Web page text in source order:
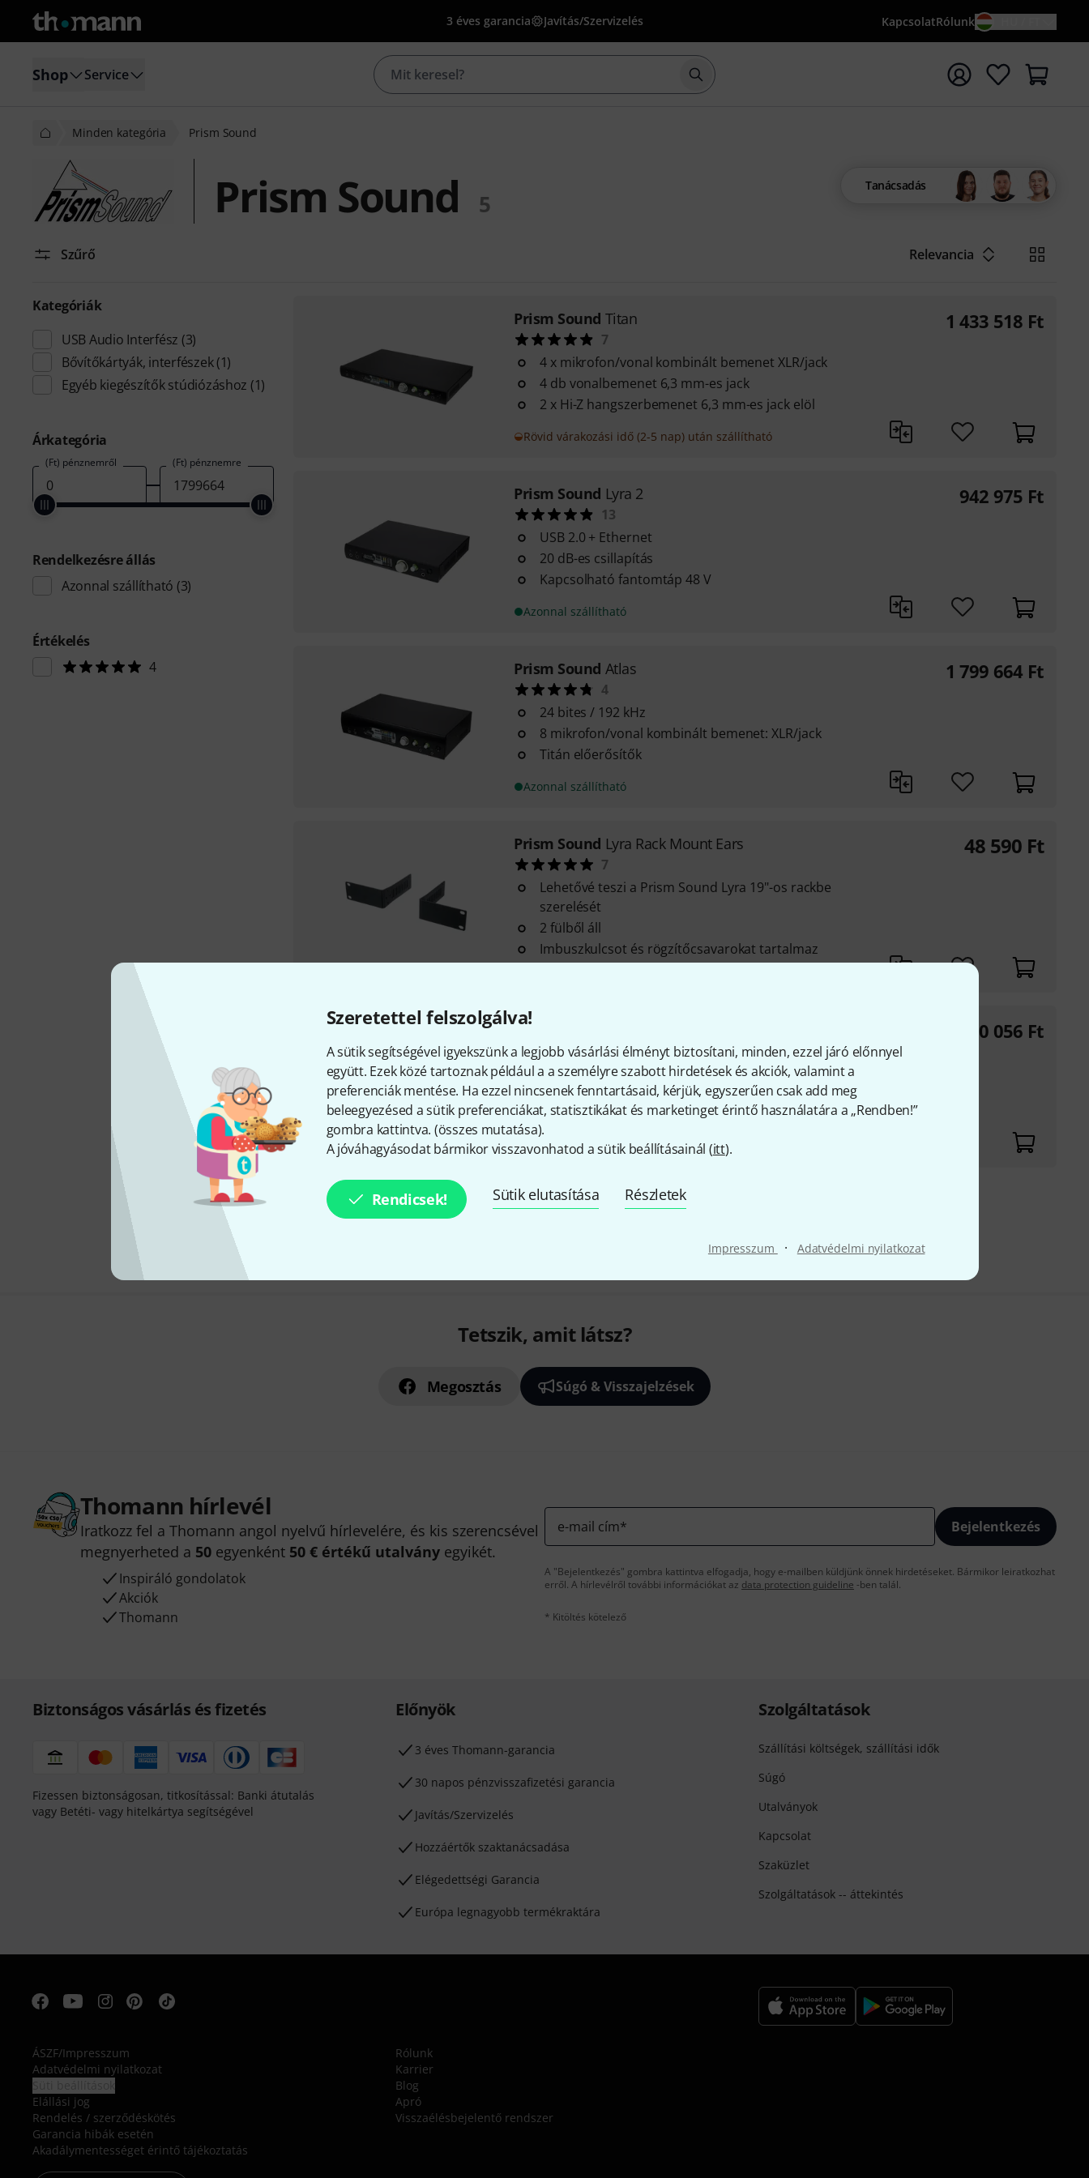
Szeretettel felszolgálva!
A sütik segítségével igyekszünk a legjobb vásárlási élményt biztosítani, minden, ezzel járó előnnyel
együtt. Ezek közé tartoznak például a a személyre szabott hirdetések és akciók, valamint a
preferenciák mentése. Ha ezzel nincsenek fenntartásaid, kérjük, egyszerűen csak add meg
beleegyezésed a sütik preferenciákat, statisztikákat és marketinget érintő használatára a „Rendben!”
gombra kattintva. (összes mutatása).
A jóváhagyásodat bármikor visszavonhatod a sütik beállításainál (itt).
Rendicsek! Sütik elutasítása Részletek
Impresszum · Adatvédelmi nyilatkozat
3 éves garancia Javítás/Szervizelés KapcsolatRólunk
Shop Service Keresés indítása {searchTerm} keresőszóval
Minden kategória Prism Sound
Prism Sound 5
Tanácsadás
Szűrő Relevancia
Kategóriák
USB Audio Interfész (3)
Bővítőkártyák, interfészek(1)
Egyéb kiegészítők stúdiózáshoz (1)
Árkategória
(Ft) pénznemről (Ft) pénznemre
Rendelkezésre állás
Azonnal szállítható (3)
Értékelés
4
Prism Sound Titan
7
4 x mikrofon/vonal kombinált bemenet XLR/jack
4 db vonalbemenet 6,3 mm-es jack
2 x Hi-Z hangszerbemenet 6,3 mm-es jack elöl
Rövid várakozási idő (2-5 nap) után szállítható
1 433 518 Ft
Prism Sound Lyra 2
13
USB 2.0 + Ethernet
20 dB-es csillapítás
Kapcsolható fantomtáp 48 V
Azonnal szállítható
942 975 Ft
Prism Sound Atlas
4
24 bites / 192 kHz
8 mikrofon/vonal kombinált bemenet: XLR/jack
Titán előerősítők
Azonnal szállítható
1 799 664 Ft
Prism Sound Lyra Rack Mount Ears
7
Lehetővé teszi a Prism Sound Lyra 19"-os rackbe
szerelését
2 fülből áll
Imbuszkulcsot és rögzítőcsavarokat tartalmaz
48 590 Ft
Prism Sound
Prism Sound Titanhoz és Atlashoz
Csatlakozások: 2x RJ45 Ethernet
Beszerzés folyamatban
430 056 Ft
Díjmentes szállítás 79 000 Ft fölött
Tetszik, amit látsz?
Megosztás Súgó & Visszajelzések
Thomann hírlevél
Iratkozz fel a Thomann angol nyelvű hírlevelére, és kis szerencsével
megnyerheted a 50 egyenként 50 € értékű utalvány egyikét.
Inspiráló gondolatok
Akciók
Thomann
e-mail cím* Bejelentkezés
A "Bejelentkezés" gombra kattintva elfogadja, hogy e-mailben küldjünk önnek hirdetéseket. Bármikor leiratkozhat
erről. A hírlevélről további információkat az data protection guideline -ben talál.
* Kitöltés kötelező
Biztonságos vásárlás és fizetés
Fizessen biztonságosan, titkosítással: Banki átutalás
vagy Betéti- vagy hitelkártya segítségével
Előnyök
3 éves Thomann-garancia
30 napos pénzvisszafizetési garancia
Javítás/Szervizelés
Hozzáértők szaktanácsadása
Elégedettségi Garancia
Európa legnagyobb termékraktára
Szolgáltatások
Szállítási költségek, szállítási idők
Súgó
Utalványok
Kapcsolat
Szaküzlet
Szolgáltatások -- áttekintés
ÁSZF/Impresszum
Adatvédelmi nyilatkozat
Elállási jog
Rendelés / szerződéskötés
Garancia hibák esetén
Akadálymentességet érintő tájékoztatás
Rólunk
Karrier
Blog
Apró
Visszaélésbejelentő rendszer